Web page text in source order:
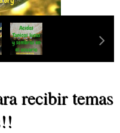
recibir temas